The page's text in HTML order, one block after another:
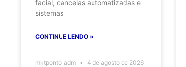
facial, cancelas automatizadas e
sistemas
CONTINUE LENDO »
mktponto_adm 4 de agosto de 2026